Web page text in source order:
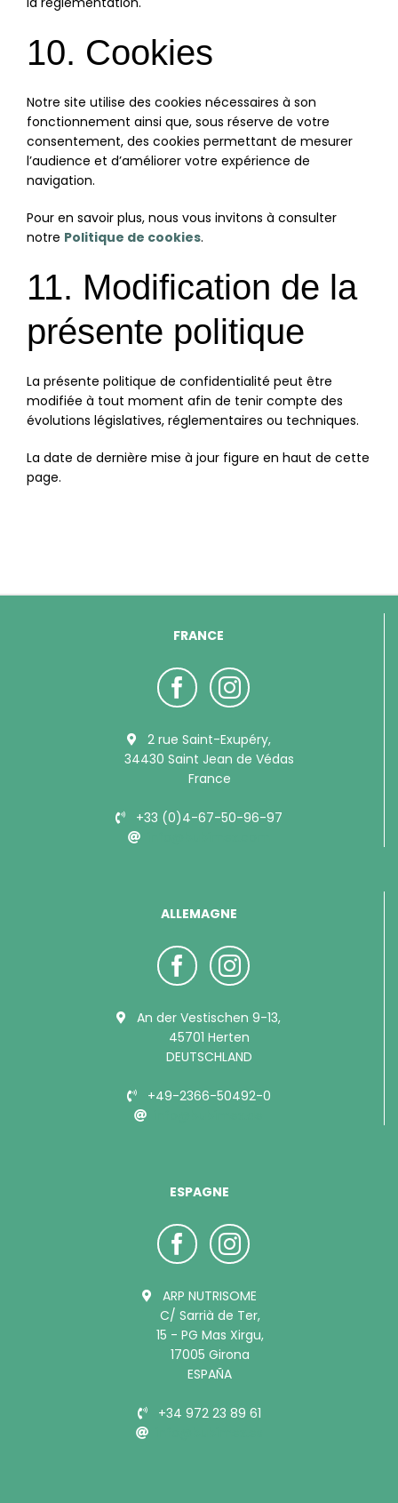
10. Cookies
Notre site utilise des cookies nécessaires à son
fonctionnement ainsi que, sous réserve de votre
consentement, des cookies permettant de mesurer
l’audience et d’améliorer votre expérience de
navigation.
Pour en savoir plus, nous vous invitons à consulter
notre Politique de cookies.
11. Modification de la
présente politique
La présente politique de confidentialité peut être
modifiée à tout moment afin de tenir compte des
évolutions législatives, réglementaires ou techniques.
La date de dernière mise à jour figure en haut de cette
page.
FRANCE
2 rue Saint-Exupéry,
34430 Saint Jean de Védas
France
+33 (0)4-67-50-96-97
ALLEMAGNE
An der Vestischen 9-13,
45701 Herten
DEUTSCHLAND
+49-2366-50492-0
ESPAGNE
ARP NUTRISOME
C/ Sarrià de Ter,
15 - PG Mas Xirgu,
17005 Girona
ESPAÑA
+34 972 23 89 61